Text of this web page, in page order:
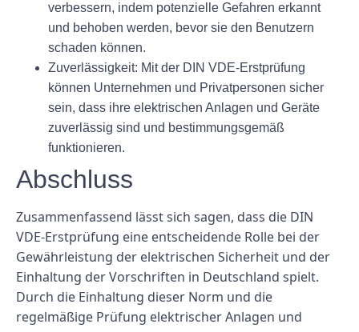
verbessern, indem potenzielle Gefahren erkannt
und behoben werden, bevor sie den Benutzern
schaden können.
Zuverlässigkeit: Mit der DIN VDE-Erstprüfung
können Unternehmen und Privatpersonen sicher
sein, dass ihre elektrischen Anlagen und Geräte
zuverlässig sind und bestimmungsgemäß
funktionieren.
Abschluss
Zusammenfassend lässt sich sagen, dass die DIN
VDE-Erstprüfung eine entscheidende Rolle bei der
Gewährleistung der elektrischen Sicherheit und der
Einhaltung der Vorschriften in Deutschland spielt.
Durch die Einhaltung dieser Norm und die
regelmäßige Prüfung elektrischer Anlagen und